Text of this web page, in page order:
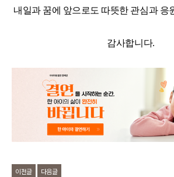
내일과 꿈에 앞으로도 따뜻한 관심과 응
감사합니다.
이전글 다음글